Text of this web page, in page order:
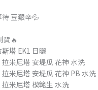
豆艱辛💦
貨🔥
塔 EK1 日曬
拉米尼塔 安堤瓜 花神 水洗
拉米尼塔 安堤瓜 花神 PB 水洗
拉米尼塔 模範生 水洗